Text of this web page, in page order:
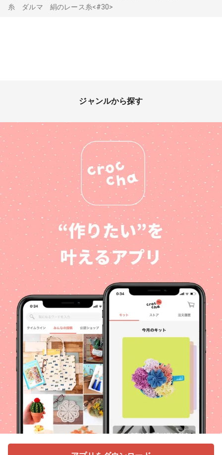
糸 ダルマ 絹のレース糸<#30>
ジャンルから探す